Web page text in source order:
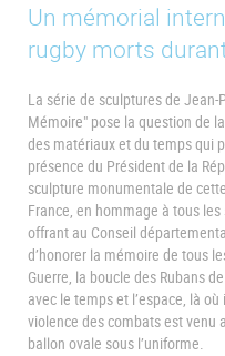
Un mémorial
rugby morts
La série de sculptures de Jean-
Mémoire" pose la question de
des matériaux et du temps qui
présence du Président de la
sculpture monumentale de
France, en hommage à tous
offrant au Conseil
d’honorer la mémoire de tous
Guerre, la boucle des Rubans
avec le temps et l’espace, là
violence des combats est venu
ballon ovale sous l’uniforme.